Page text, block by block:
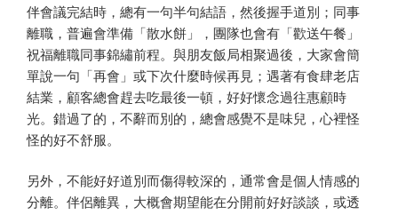
伴會議完結時，總有一句半句結語，然後握手道別；同事
離職，普遍會準備「散水餅」，團隊也會有「歡送午餐」
祝福離職同事錦繡前程。與朋友飯局相聚過後，大家會簡
單說一句「再會」或下次什麼時候再見；遇著有食肆老店
結業，顧客總會趕去吃最後一頓，好好懷念過往惠顧時
光。錯過了的，不辭而別的，總會感覺不是味兒，心裡怪
怪的好不舒服。
另外，不能好好道別而傷得較深的，通常會是個人情感的
分離。伴侶離異，大概會期望能在分開前好好談談，或透